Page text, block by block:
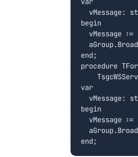
vMessage:
begin
vMessage :=
end;
procedure
var
vMessage:
begin
vMessage :=